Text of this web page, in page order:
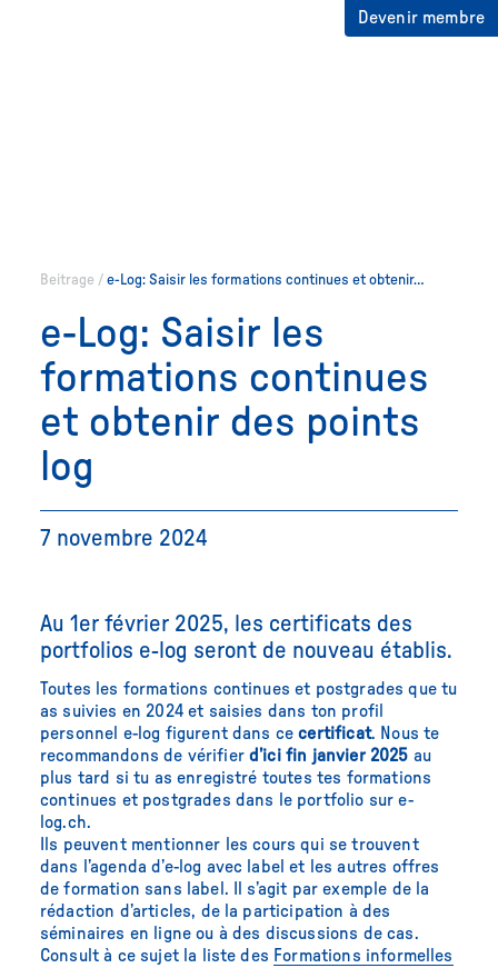
Devenir membre
Beitrage / e-Log: Saisir les formations continues et obtenir…
e-Log: Saisir les
formations continues
et obtenir des points
log
7 novembre 2024
Au 1er février 2025, les certificats des
portfolios e-log seront de nouveau établis.
Toutes les formations continues et postgrades que tu
as suivies en 2024 et saisies dans ton profil
personnel e-log figurent dans cecertificat. Nous te
recommandons de vérifierd’ici fin janvier 2025 au
plus tard si tu as enregistré toutes tes formations
continues et postgrades dans le portfolio sur e-
log.ch.
Ils peuvent mentionner les cours qui se trouvent
dans l’agenda d’e-log avec label et les autres offres
de formation sans label. Il s’agit par exemple de la
rédaction d’articles, de la participation à des
séminaires en ligne ou à des discussions de cas.
Consult à ce sujet la liste des Formations informelles